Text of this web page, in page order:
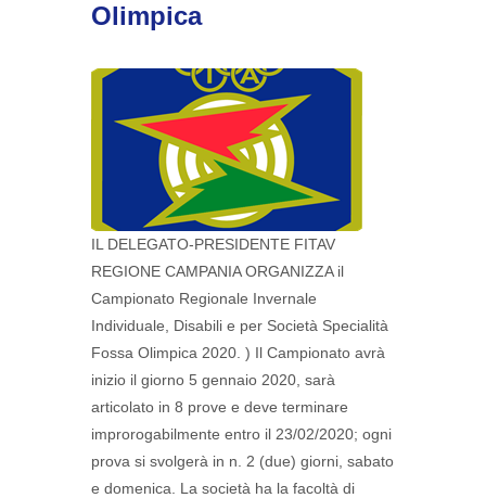
Olimpica
IL DELEGATO-PRESIDENTE FITAV
REGIONE CAMPANIA ORGANIZZA il
Campionato Regionale Invernale
Individuale, Disabili e per Società Specialità
Fossa Olimpica 2020. ) Il Campionato avrà
inizio il giorno 5 gennaio 2020, sarà
articolato in 8 prove e deve terminare
improrogabilmente entro il 23/02/2020; ogni
prova si svolgerà in n. 2 (due) giorni, sabato
e domenica. La società ha la facoltà di